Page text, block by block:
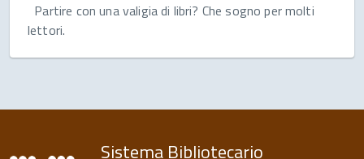
Partire con una valigia di libri? Che sogno per molti
lettori.
Sistema Bibliotecario